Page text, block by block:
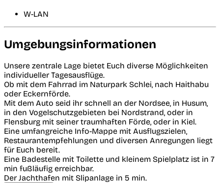
W-LAN
Umgebungsinformationen
Unsere zentrale Lage bietet Euch diverse Möglichkeiten
individueller Tagesausflüge.
Ob mit dem Fahrrad im Naturpark Schlei, nach Haithabu
oder Eckernförde.
Mit dem Auto seid ihr schnell an der Nordsee, in Husum,
in den Vogelschutzgebieten bei Nordstrand, oder in
Flensburg mit seiner traumhaften Förde, oder in Kiel.
Eine umfangreiche Info-Mappe mit Ausflugszielen,
Restaurantempfehlungen und diversen Anregungen liegt
für Euch bereit.
Eine Badestelle mit Toilette und kleinem Spielplatz ist in 7
min fußläufig erreichbar.
Der Jachthafen mit Slipanlage in 5 min.